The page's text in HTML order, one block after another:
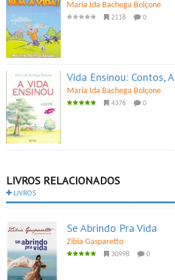
Maria Ida Bachega Bolçone
2118 0
Vida Ensinou: Contos, A
Maria Ida Bachega Bolçone
4376 0
LIVROS RELACIONADOS
LIVROS
Se Abrindo Pra Vida
Zibia Gasparetto
30998 0